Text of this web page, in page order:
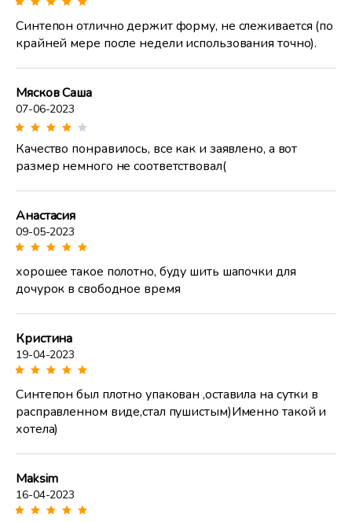
Синтепон отлично держит форму, не слеживается (по
крайней мере после недели использования точно).
Мясков Саша
07-06-2023
Качество понравилось, все как и заявлено, а вот
размер немного не соответствовал(
Анастасия
09-05-2023
хорошее такое полотно, буду шить шапочки для
дочурок в свободное время
Кристина
19-04-2023
Синтепон был плотно упакован ,оставила на сутки в
расправленном виде,стал пушистым)Именно такой и
хотела)
Maksim
16-04-2023